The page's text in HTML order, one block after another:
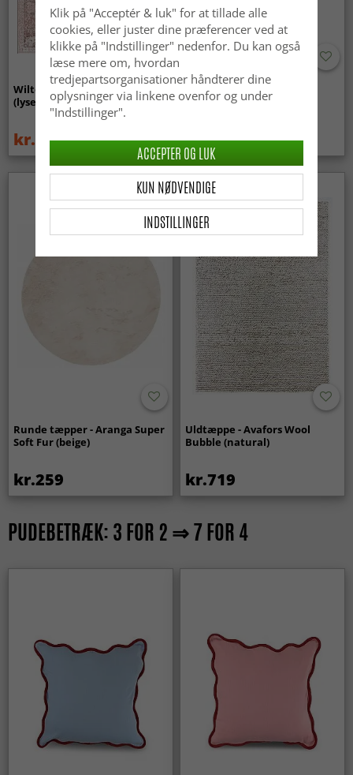
Wilton-tæppe - Gombalia
(lyserød)
kr.329 kr.439
Uldtæppe - Avafors Wool
Bubble (grå/beige)
kr.719
Runde tæpper - Aranga Super
Soft Fur (beige)
kr.259
Uldtæppe - Avafors Wool
Bubble (natural)
kr.719
PUDEBETRÆK: 3 FOR 2 ⇒ 7 FOR 4
Klik på "Acceptér & luk" for at tillade alle
cookies, eller juster dine præferencer ved at
klikke på "Indstillinger" nedenfor. Du kan også
læse mere om, hvordan
tredjepartsorganisationer håndterer dine
oplysninger via linkene ovenfor og under
"Indstillinger".
INDSTILLINGER
KUN NØDVENDIGE
ACCEPTER OG LUK